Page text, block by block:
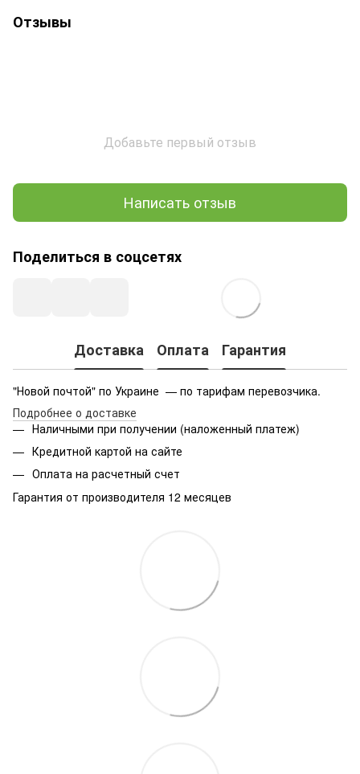
Отзывы
Добавьте первый отзыв
Написать отзыв
Поделиться в соцсетях
Доставка Оплата Гарантия
"Новой почтой" по Украине — по тарифам перевозчика.
Подробнее о доставке
Наличными при получении (наложенный платеж)
Кредитной картой на сайте
Оплата на расчетный счет
Гарантия от производителя 12 месяцев